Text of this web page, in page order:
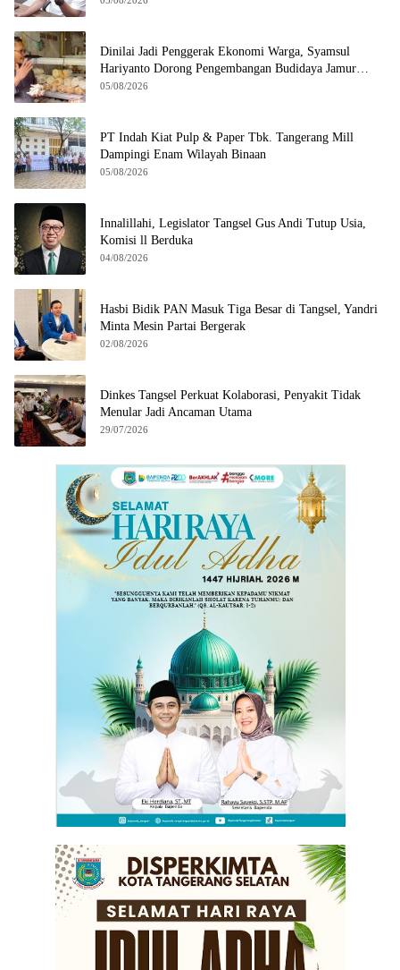
Dinilai Jadi Penggerak Ekonomi Warga, Syamsul
Hariyanto Dorong Pengembangan Budidaya Jamur
Crispy di Serpong
05/08/2026
PT Indah Kiat Pulp & Paper Tbk. Tangerang Mill
Dampingi Enam Wilayah Binaan
05/08/2026
Innalillahi, Legislator Tangsel Gus Andi Tutup Usia,
Komisi ll Berduka
04/08/2026
Hasbi Bidik PAN Masuk Tiga Besar di Tangsel, Yandri
Minta Mesin Partai Bergerak
02/08/2026
Dinkes Tangsel Perkuat Kolaborasi, Penyakit Tidak
Menular Jadi Ancaman Utama
29/07/2026